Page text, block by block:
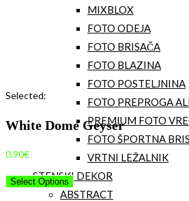
MIXBLOX
FOTO ODEJA
FOTO BRISAČA
FOTO BLAZINA
FOTO POSTELJNINA
FOTO PREPROGA
PREMIUM FOTO
FOTO ŠPORTNA
VRTNI LEŽALNIK
STENSKI DEKOR
ABSTRACT
Selected:
White Dome Geyser
0.90€
Select Options